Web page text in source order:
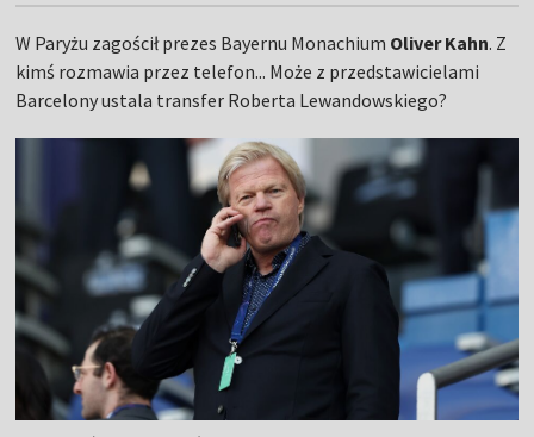
W Paryżu zagościł prezes Bayernu Monachium Oliver Kahn. Z
kimś rozmawia przez telefon... Może z przedstawicielami
Barcelony ustala transfer Roberta Lewandowskiego?